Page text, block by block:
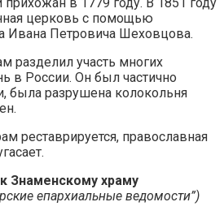
церковь с помощью
Ивана Петровича Шеховцова.
разделил участь многих
в России. Он был частично
была разрушена колокольня
реставрируется, православная
Знаменскому храму
епархиальные ведомости”)